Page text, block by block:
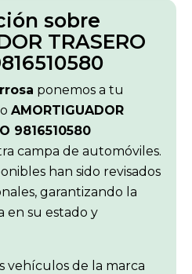
sobre
TRASERO
ponemos a tu
AMORTIGUADOR
9816510580
campa de automóviles.
han sido revisados
garantizando la
en su estado y
vehículos de la marca